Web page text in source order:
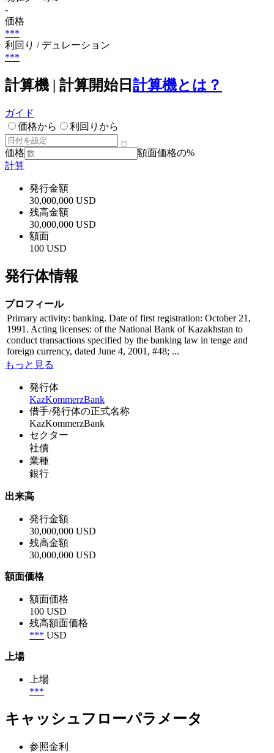
-
価格
***
利回り / デュレーション
***
計算機 | 計算開始日 計算機とは？
ガイド
価格から
利回りから
価格
額面価格の%
計算
発行金額
30,000,000 USD
残高金額
30,000,000 USD
額面
100 USD
発行体情報
プロフィール
Primary activity: banking. Date of first registration: October 21,
1991. Acting licenses: of the National Bank of Kazakhstan to
conduct transactions specified by the banking law in tenge and
foreign currency, dated June 4, 2001, #48; ...
もっと見る
発行体
KazKommerzBank
借手/発行体の正式名称
KazKommerzBank
セクター
社債
業種
銀行
出来高
発行金額
30,000,000 USD
残高金額
30,000,000 USD
額面価格
額面価格
100 USD
残高額面価格
*** USD
上場
上場
***
キャッシュフローパラメータ
参照金利